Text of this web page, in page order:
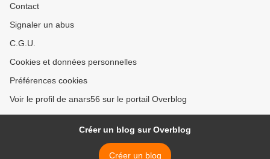
Contact
Signaler un abus
C.G.U.
Cookies et données personnelles
Préférences cookies
Voir le profil de anars56 sur le portail Overblog
Créer un blog sur Overblog
Créer un blog